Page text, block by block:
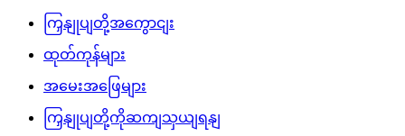
ကြှနျုပျတို့အကွောငျး
ထုတ်ကုန်များ
အမေးအဖြေများ
ကြှနျုပျတို့ကိုဆကျသှယျရနျ